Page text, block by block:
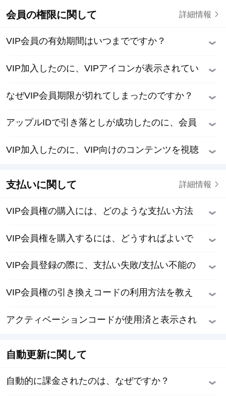
会員の権限に関して 詳細情報
VIP会員の有効期間はいつまでですか？
VIP加入したのに、VIPアイコンが表示されてい
ませんか？
なぜVIP会員期限が切れてしまったのですか？
アップルIDで引き落としが成功したのに、会員
ではないと提示されているのはなぜですか。
VIP加入したのに、VIP向けのコンテンツを視聴
できませんか?
支払いに関して 詳細情報
VIP会員権の購入には、どのような支払い方法
がありますか？
VIP会員権を購入するには、どうすればよいで
すか？
VIP会員登録の際に、支払い失敗/支払い不能の
メッセージが表示された場合は、どうすればよ
いですか？
VIP会員権の引き換えコードの利用方法を教え
てください。
アクティベーションコードが使用済と表示され
自動更新に関して
自動的に課金されたのは、なぜですか？